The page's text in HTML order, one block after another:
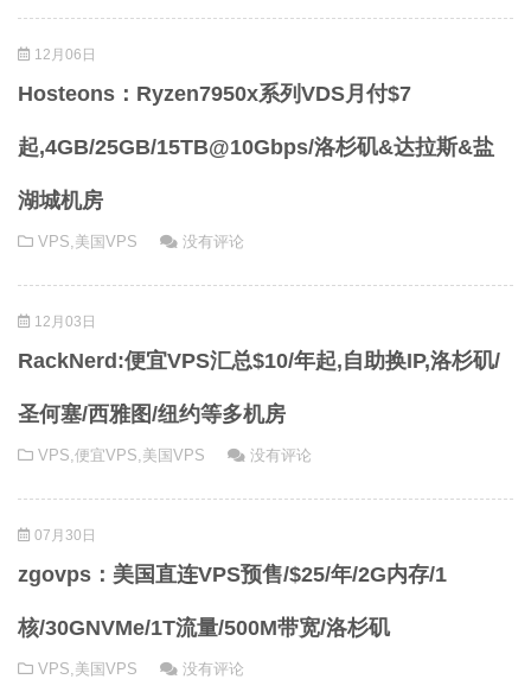
12月06日
Hosteons：Ryzen7950x系列VDS月付$7
起,4GB/25GB/15TB@10Gbps/洛杉矶&达拉斯&盐
湖城机房
VPS,美国VPS 没有评论
12月03日
RackNerd:便宜VPS汇总$10/年起,自助换IP,洛杉矶/
圣何塞/西雅图/纽约等多机房
VPS,便宜VPS,美国VPS 没有评论
07月30日
zgovps：美国直连VPS预售/$25/年/2G内存/1
核/30GNVMe/1T流量/500M带宽/洛杉矶
VPS,美国VPS 没有评论